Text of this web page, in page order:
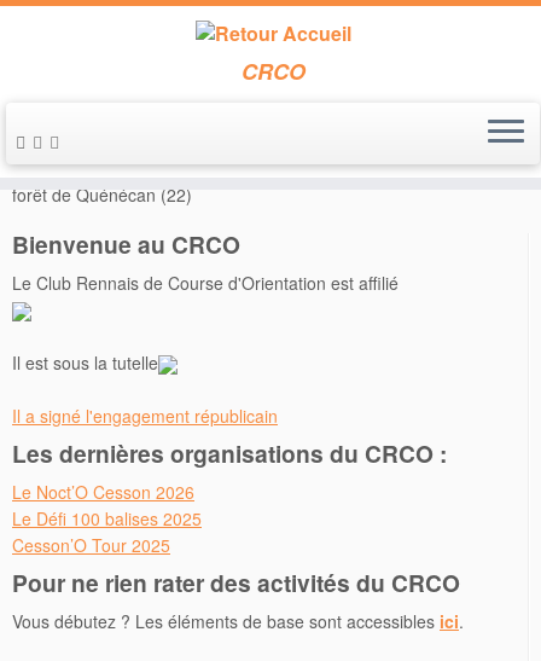
Passer
au
contenu
CRCO
Accueil » Annonces de course » Le 24 mai 2015 – Régionale LD en
forêt de Quénécan (22)
Bienvenue au CRCO
Le Club Rennais de Course d'Orientation est affilié
Il est sous la tutelle
Il a signé l'engagement républicain
Les dernières organisations du CRCO :
Le Noct’O Cesson 2026
Le Défi 100 balises 2025
Cesson’O Tour 2025
Pour ne rien rater des activités du CRCO
Vous débutez ? Les éléments de base sont accessibles ici.